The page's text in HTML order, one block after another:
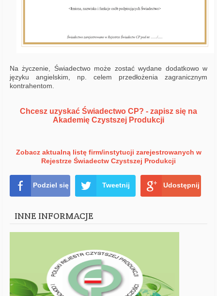
Na życzenie, Świadectwo może zostać wydane dodatkowo w
języku angielskim, np. celem przedłożenia zagranicznym
kontrahentom.
Chcesz uzyskać Świadectwo CP? - zapisz się na
Akademię Czystszej Produkcji
Zobacz aktualną listę firm/instytucji zarejestrowanych w
Rejestrze Świadectw Czystszej Produkcji
Podziel się Tweetnij Udostępnij
INNE INFORMACJE